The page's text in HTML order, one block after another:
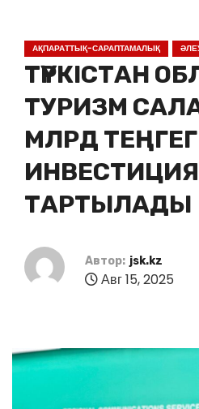
АҚПАРАТТЫҚ-САРАПТАМАЛЫҚ
ТҮРКІСТАН
ТУРИЗМ
МЛРД
ИНВЕСТИЦИЯ
ТАРТЫЛАДЫ
Автор: jsk.kz
Авг 15, 2025